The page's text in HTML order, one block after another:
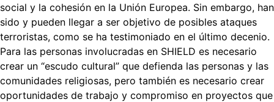
social y la cohesión en la Unión Europea. Sin embargo, han
sido y pueden llegar a ser objetivo de posibles ataques
terroristas, como se ha testimoniado en el último decenio.
Para las personas involucradas en SHIELD es necesario
crear un “escudo cultural” que defienda las personas y las
comunidades religiosas, pero también es necesario crear
oportunidades de trabajo y compromiso en proyectos que